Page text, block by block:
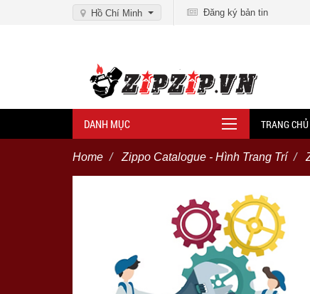
Hồ Chí Minh Đăng ký bản tin
DANH MỤC TRANG CHỦ
Home Zippo Catalogue - Hình Trang Trí